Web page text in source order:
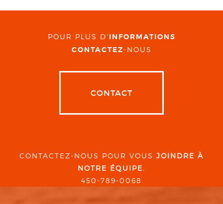
POUR PLUS D' INFORMATIONS
CONTACTEZ-NOUS
CONTACT
CONTACTEZ-NOUS POUR VOUS JOINDRE À
NOTRE ÉQUIPE.
450-789-0068